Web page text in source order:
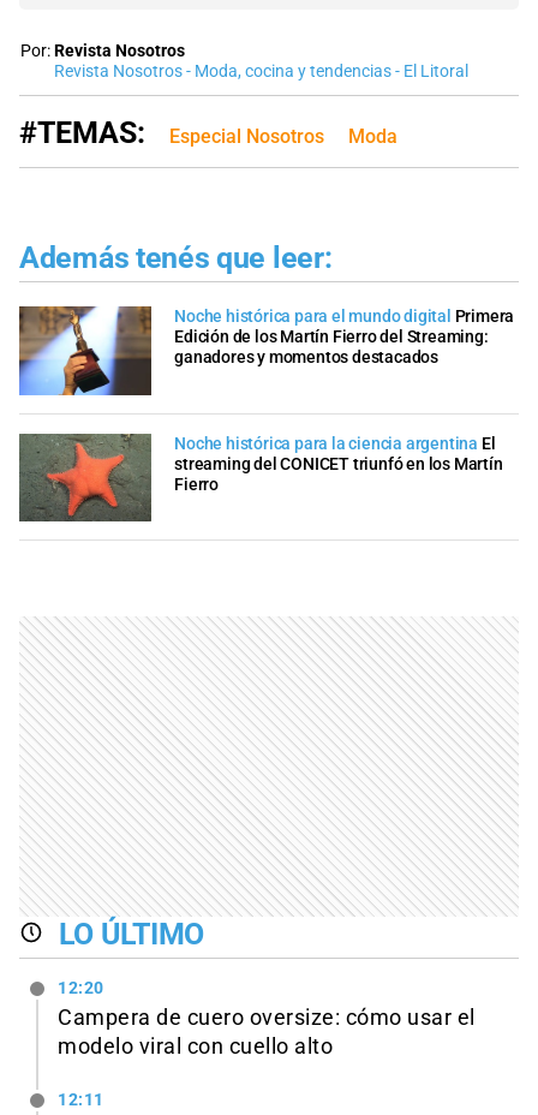
Por:Revista Nosotros
Revista Nosotros - Moda, cocina y tendencias - El Litoral
#TEMAS: Especial Nosotros Moda
Además tenés que leer:
Noche histórica para el mundo digital Primera
Edición de los Martín Fierro del Streaming:
ganadores y momentos destacados
Noche histórica para la ciencia argentina El
streaming del CONICET triunfó en los Martín
Fierro
LO ÚLTIMO
12:20
Campera de cuero oversize: cómo usar el
modelo viral con cuello alto
12:11